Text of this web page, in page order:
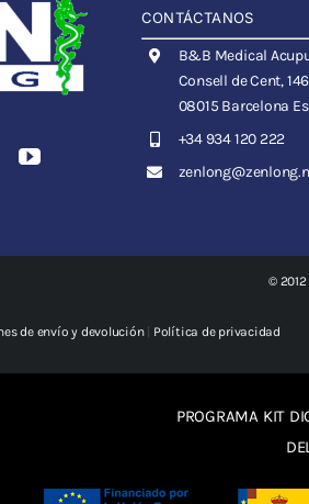
CONTÁCTANOS
B&B Medical
Consell de Cent, 146
08015 Barcelona
+34 934 120 222
© 2012
de envío y devolución| Política de privacidad
PROGRAMA KIT